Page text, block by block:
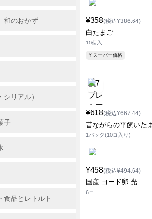
¥358(税込¥386.64)
白たまご
10個入
¥ スーパー価格
¥618(税込¥667.44)
昔ながらの平飼いた
1パック(10コ入り)
¥458(税込¥494.64)
国産 ヨード卵 光
6コ
和のおかず
シリアル）
子
食品とレトルト